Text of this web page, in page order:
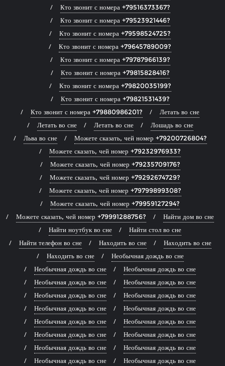
Кто звонит с номера +79516373367?
Кто звонит с номера +79523921446?
Кто звонит с номера +79598524725?
Кто звонит с номера +79645789009?
Кто звонит с номера +79787966139?
Кто звонит с номера +79815828416?
Кто звонит с номера +79820035199?
Кто звонит с номера +79821531439?
Кто звонит с номера +79880986201?
Летать во сне
Летать во сне
Летать во сне
Лошадь во сне
Льва во сне
Можете сказать, чей номер +79200726804?
Можете сказать, чей номер +79232976933?
Можете сказать, чей номер +79235709176?
Можете сказать, чей номер +79292674729?
Можете сказать, чей номер +79799899308?
Можете сказать, чей номер +79959127294?
Можете сказать, чей номер +79991288756?
Найти дом во сне
Найти ноутбук во сне
Найти стол во сне
Найти телефон во сне
Находить во сне
Находить во сне
Находить во сне
Необычная дождь во сне
Необычная дождь во сне
Необычная дождь во сне
Необычная дождь во сне
Необычная дождь во сне
Необычная дождь во сне
Необычная дождь во сне
Необычная дождь во сне
Необычная дождь во сне
Необычная дождь во сне
Необычная дождь во сне
Необычная дождь во сне
Необычная дождь во сне
Необычная дождь во сне
Необычная дождь во сне
Необычная дождь во сне
Необычная дождь во сне